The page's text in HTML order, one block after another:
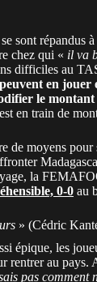
sont
chez qui « il va
difficiles au
en
le montant
en train de
de moyens
la
0-0 au
» (Cédric
épique, les
rentrer au pays.
pas